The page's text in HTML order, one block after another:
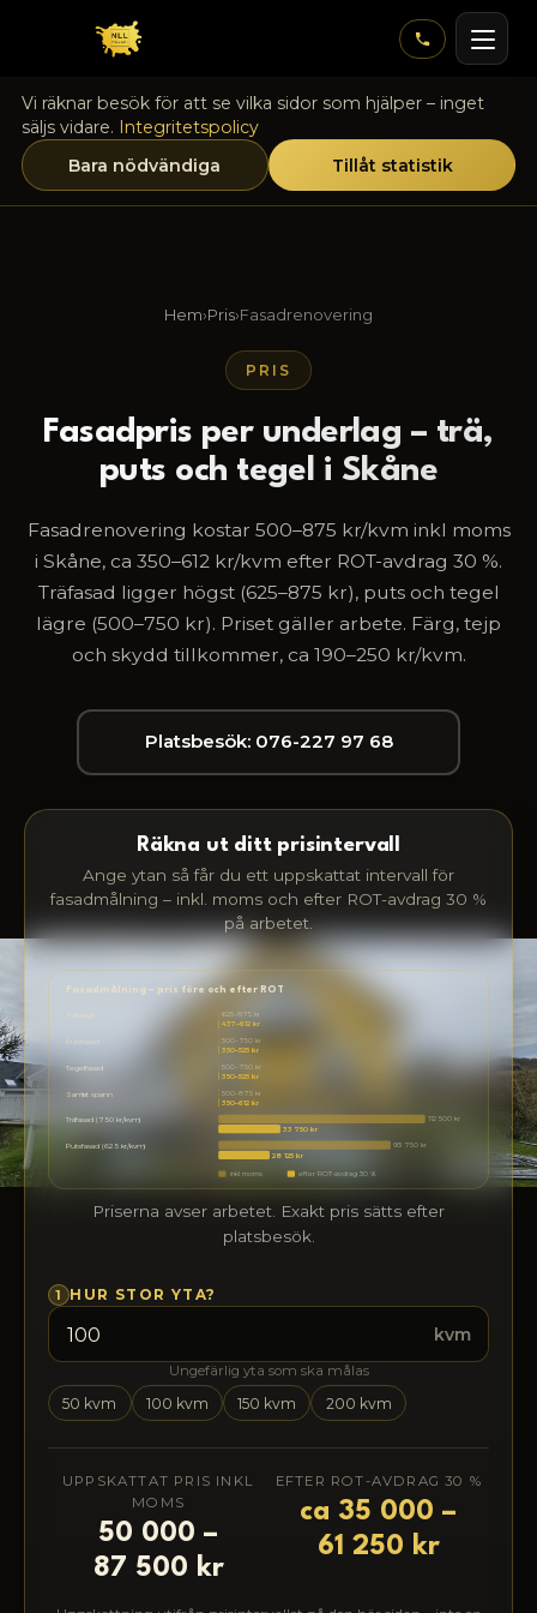
Vi räknar besök för att se vilka sidor som hjälper – inget
säljs vidare. Integritetspolicy
Bara nödvändiga
Tillåt statistik
Hem›Pris›Fasadrenovering
PRIS
Fasadpris per underlag – trä,
puts och tegel i Skåne
Fasadrenovering kostar 500–875 kr/kvm inkl moms
i Skåne, ca 350–612 kr/kvm efter ROT-avdrag 30 %.
Träfasad ligger högst (625–875 kr), puts och tegel
lägre (500–750 kr). Priset gäller arbete. Färg, tejp
och skydd tillkommer, ca 190–250 kr/kvm.
Platsbesök: 076-227 97 68
Räkna ut ditt prisintervall
Ange ytan så får du ett uppskattat intervall för
fasadmålning – inkl. moms och efter ROT-avdrag 30 %
på arbetet.
Fasadmålning – pris före och efter ROT
Träfasad
625–875 kr
437–612 kr
Putsfasad 500–750 kr
350–525 kr
Tegelfasad
500–750 kr
350–525 kr
Samlat spann
500–875 kr
350–612 kr
Träfasad (750 kr/kvm)
112 500 kr
33 750 kr
Putsfasad (625 kr/kvm)
93 750 kr
28 125 kr
inkl moms efter ROT-avdrag 30 %
Priserna avser arbetet. Exakt pris sätts efter
platsbesök.
1 HUR STOR YTA?
kvm
Ungefärlig yta som ska målas
50 kvm 100 kvm 150 kvm 200 kvm
UPPSKATTAT PRIS INKL
MOMS
50 000 –
87 500 kr
EFTER ROT-AVDRAG 30 %
ca 35 000 –
61 250 kr